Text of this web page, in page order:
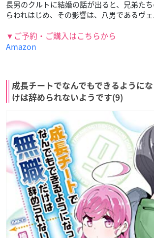
長男のクルトに結婚の話が出ると、兄弟た
らわれはじめ、その影響は、八男であるヴ
▼ご予約・ご購入はこちらから
Amazon
成長チートでなんでもできるように
けは辞められないようです(9)